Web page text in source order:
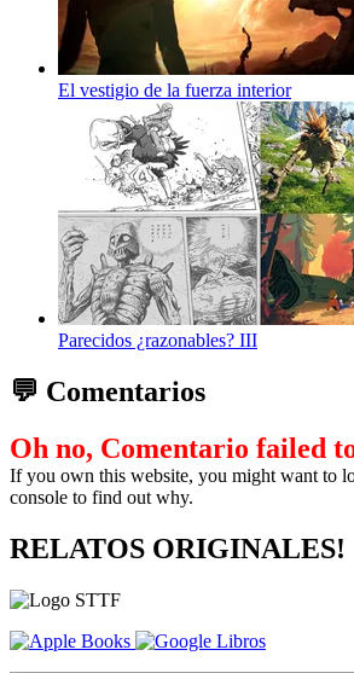
El vestigio de la fuerza interior
Parecidos ¿razonables? III
💬 Comentarios
Oh no, Comentario failed
If you own this website, you might want to
console to find out why.
RELATOS ORIGINALES!